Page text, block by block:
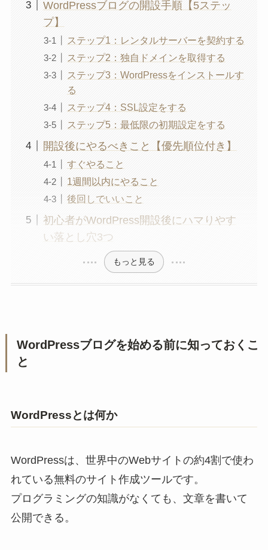
WordPressブログの開設手順【5ステッ
プ】
ステップ1：レンタルサーバーを契約する
ステップ2：独自ドメインを取得する
ステップ3：WordPressをインストールす
る
ステップ4：SSL設定をする
ステップ5：最低限の初期設定をする
開設後にやるべきこと【優先順位付き】
すぐやること
1週間以内にやること
後回しでいいこと
初心者がWordPress開設後にハマりやす
い落とし穴3つ
もっと見る
WordPressブログを始める前に知っておくこ
と
WordPressとは何か
WordPressは、世界中のWebサイトの約4割で使わ
れている無料のサイト作成ツールです。
プログラミングの知識がなくても、文章を書いて
公開できる。